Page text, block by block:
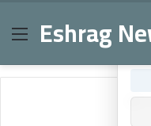
MenuEshrag ×